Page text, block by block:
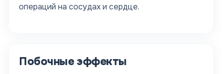
операций на сосудах и сердце.
Побочные эффекты